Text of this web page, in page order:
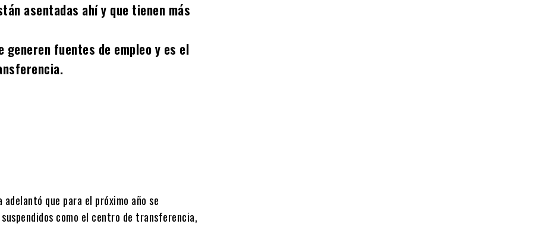
asentadas ahí y que tienen más
fuentes de empleo y es el
que para el próximo año se
como el centro de transferencia,